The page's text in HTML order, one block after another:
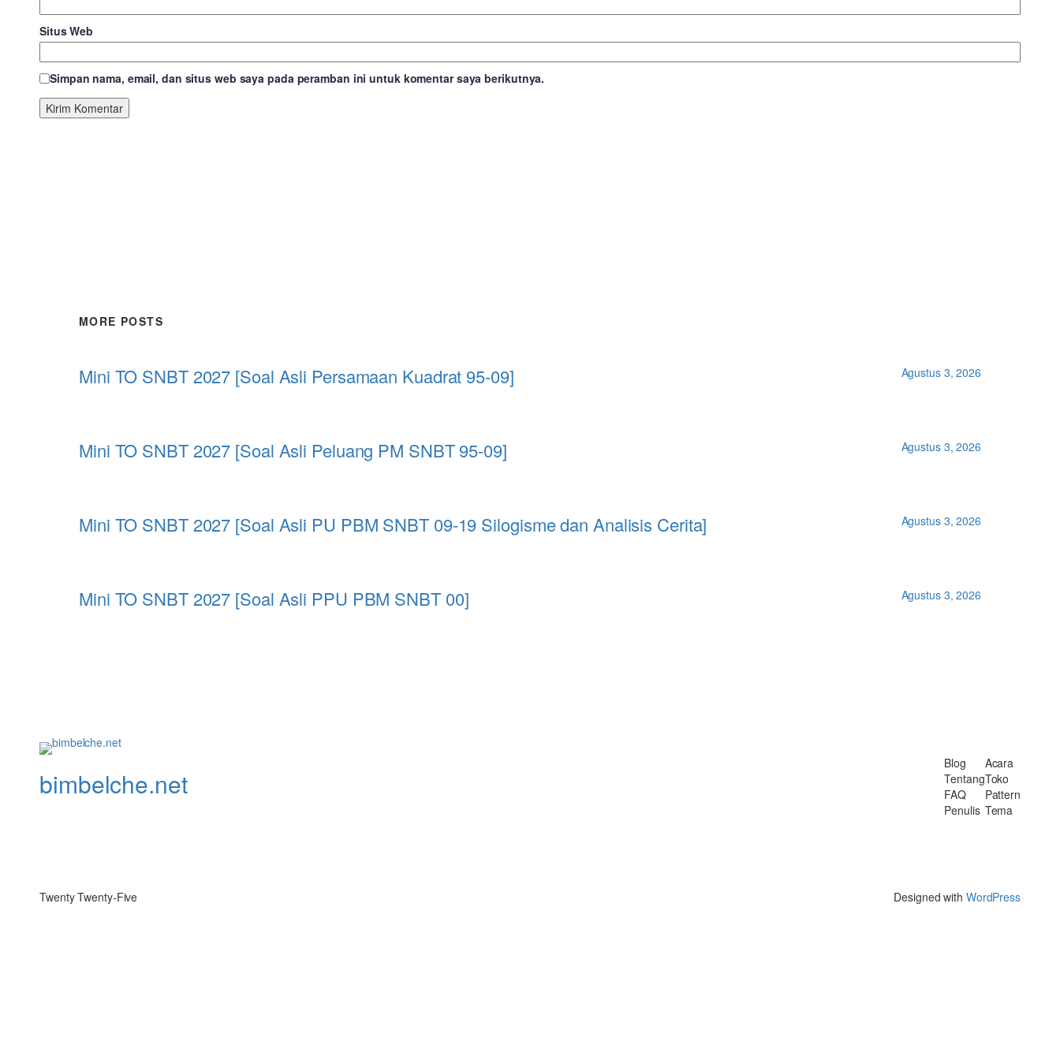
Situs Web
Simpan nama, email, dan situs web saya pada peramban ini untuk komentar saya berikutnya.
MORE POSTS
Mini TO SNBT 2027 [Soal Asli Persamaan Kuadrat 95-09] Agustus 3, 2026
Mini TO SNBT 2027 [Soal Asli Peluang PM SNBT 95-09] Agustus 3, 2026
Mini TO SNBT 2027 [Soal Asli PU PBM SNBT 09-19 Silogisme dan Analisis Cerita] Agustus 3, 2026
Mini TO SNBT 2027 [Soal Asli PPU PBM SNBT 00] Agustus 3, 2026
bimbelche.net
Blog
Tentang
FAQ
Penulis
Acara
Toko
Pattern
Tema
Twenty Twenty-Five Designed with WordPress